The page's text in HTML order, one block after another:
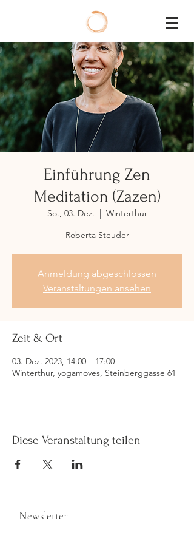
Einführung Zen
Meditation (Zazen)
So., 03. Dez.
  |
Winterthur
Roberta Steuder
Anmeldung abgeschlossen
Veranstaltungen ansehen
Zeit & Ort
03. Dez. 2023, 14:00 – 17:00
Winterthur, yogamoves, Steinberggasse 61
Diese Veranstaltung teilen
Newsletter